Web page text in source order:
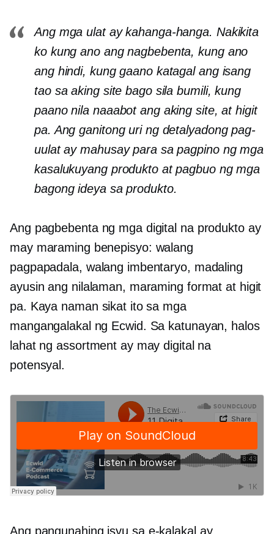
Ang mga ulat ay kahanga-hanga. Nakikita
ko kung ano ang nagbebenta, kung ano
ang hindi, kung gaano katagal ang isang
tao sa aking site bago sila bumili, kung
paano nila naaabot ang aking site, at higit
pa. Ang ganitong uri ng detalyadong pag-
uulat ay mahusay para sa pagpino ng mga
kasalukuyang produkto at pagbuo ng mga
bagong ideya sa produkto.
Ang pagbebenta ng mga digital na produkto ay
may maraming benepisyo: walang
pagpapadala, walang imbentaryo, madaling
ayusin ang nilalaman, maraming format at higit
pa. Kaya naman sikat ito sa mga
mangangalakal ng Ecwid. Sa katunayan, halos
lahat ng assortment ay may digital na
potensyal.
Ang pangunahing isyu sa e-kalakal ay